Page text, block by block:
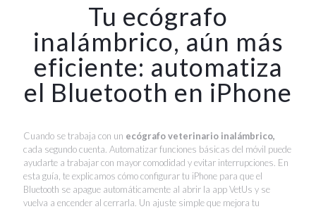
Tu ecógrafo
inalámbrico, aún más
eficiente: automatiza
el Bluetooth en iPhone
Cuando se trabaja con un ecógrafo veterinario inalámbrico,
cada segundo cuenta. Automatizar funciones básicas del móvil puede
ayudarte a trabajar con mayor comodidad y evitar interrupciones. En
esta guía, te explicamos cómo configurar tu iPhone para que el
Bluetooth se apague automáticamente al abrir la app VetUs y se
vuelva a encender al cerrarla. Un ajuste simple que mejora tu